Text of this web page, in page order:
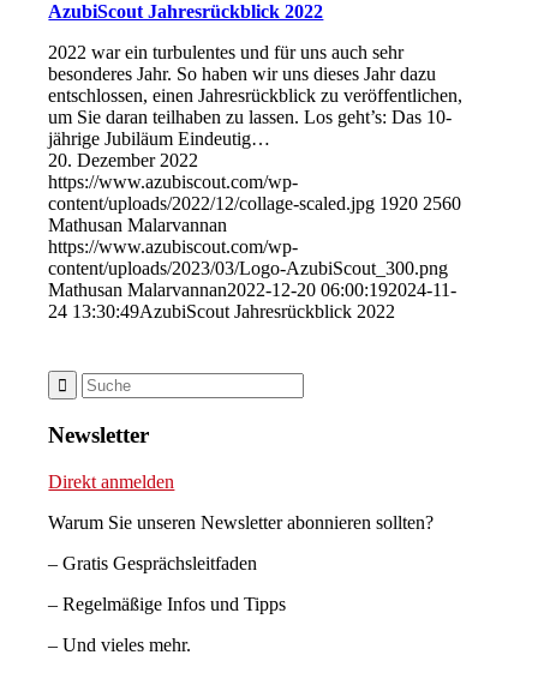
AzubiScout Jahresrückblick 2022
2022 war ein turbulentes und für uns auch sehr
besonderes Jahr. So haben wir uns dieses Jahr dazu
entschlossen, einen Jahresrückblick zu veröffentlichen,
um Sie daran teilhaben zu lassen. Los geht’s: Das 10-
jährige Jubiläum Eindeutig…
20. Dezember 2022
https://www.azubiscout.com/wp-
content/uploads/2022/12/collage-scaled.jpg 1920 2560
Mathusan Malarvannan
https://www.azubiscout.com/wp-
content/uploads/2023/03/Logo-AzubiScout_300.png
Mathusan Malarvannan2022-12-20 06:00:192024-11-
24 13:30:49AzubiScout Jahresrückblick 2022
Newsletter
Direkt anmelden
Warum Sie unseren Newsletter abonnieren sollten?
– Gratis Gesprächsleitfaden
– Regelmäßige Infos und Tipps
– Und vieles mehr.